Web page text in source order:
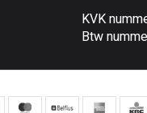
KVK
Btw